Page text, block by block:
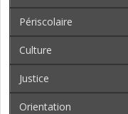
Périscolaire
Culture
Justice
Orientation